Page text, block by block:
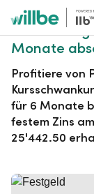
willbe
Monate
Profitiere von
für 6 Monate
festem Zins
25'442.50